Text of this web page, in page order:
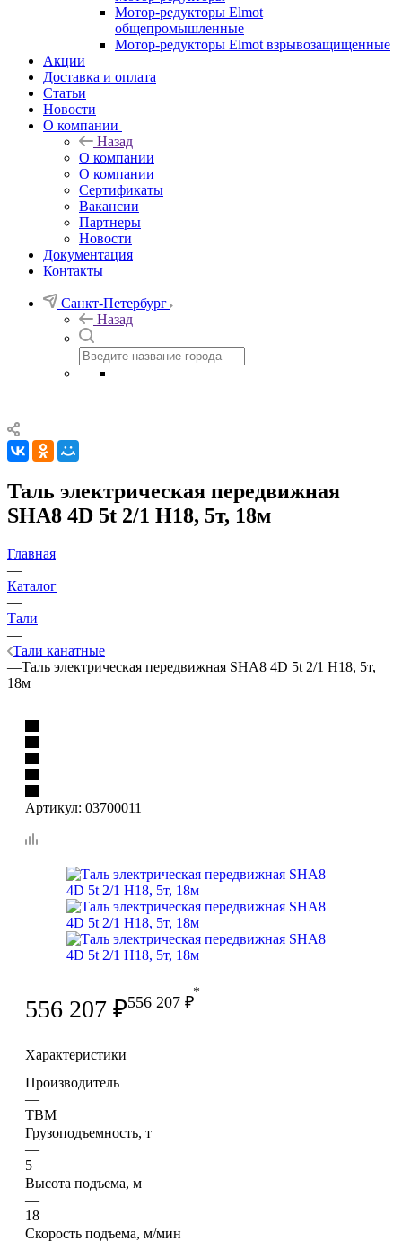
Мотор-редукторы Elmot
общепромышленные
Мотор-редукторы Elmot взрывозащищенные
Акции
Доставка и оплата
Статьи
Новости
О компании
Назад
О компании
О компании
Сертификаты
Вакансии
Партнеры
Новости
Документация
Контакты
Санкт-Петербург
Назад
Таль электрическая передвижная
SHA8 4D 5t 2/1 H18, 5т, 18м
Главная
—
Каталог
—
Тали
—
Тали канатные
—Таль электрическая передвижная SHA8 4D 5t 2/1 H18, 5т,
18м
Артикул: 03700011
556 207 ₽556 207 ₽
*
Характеристики
Производитель
—
TBM
Грузоподъемность, т
—
5
Высота подъема, м
—
18
Скорость подъема, м/мин